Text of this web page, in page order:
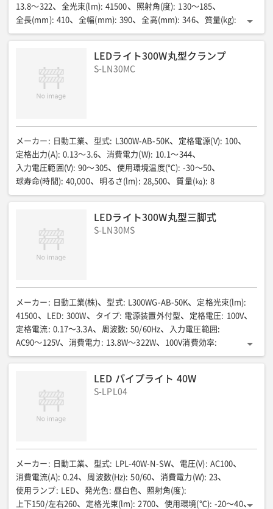
13.8〜322
全光束(lm): 41500 照射角(度): 130〜185
全長(mm): 410 全幅(mm): 390 全高(mm): 346 質量(kg):
8.7
電源コード(m): 4.5 光源: LED
LEDライト300W丸型クランプ
S-LN30MC
メーカー : 日動工業 型式: L300W-AB-50K 定格電源(V): 100
定格出力(A): 0.13〜3.6 消費電力(W): 10.1〜344
入力電圧範囲(V): 90〜305 使用環境温度(℃): -30〜50
球寿命(時間): 40,000 明るさ(lm): 28,500 質量(㎏): 8
LEDライト300W丸型三脚式
S-LN30MS
メーカー : 日動工業(株) 型式: L300WG-AB-50K 定格光束(lm):
41500
LED: 300W タイプ: 電源装置外付型 定格電圧: 100V
定格電流: 0.17〜3.3A 周波数: 50/60Hz 入力電圧範囲 :
AC90〜125V
消費電力 : 13.8W〜322W 100V消費効率:
128.9lm/W
1m照度(lx):
吊下げ直下/40〜1100 高さ2.8m時床面/310
5m照度(lx)
吊下げ直下/15〜450 高さ2.8m時床面/90
LED パイプライト 40W
S-LPL04
メーカー : 日動工業 型式: LPL-40W-N-SW 電圧(V): AC100
消費電流(A): 0.24 周波数(Hz): 50/60 消費電力(W): 23
使用ランプ: LED 発光色 : 昼白色 照射角(度):
上下150/左右260
定格光束(lm): 2700 使用環境(℃): -20〜40